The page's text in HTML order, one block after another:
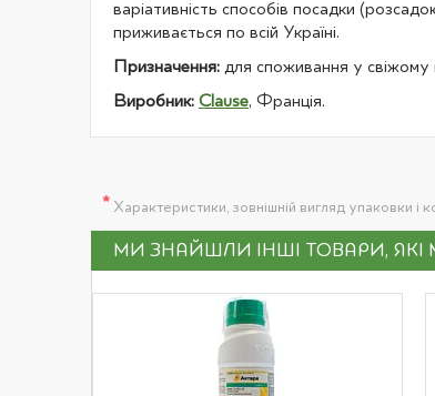
варіативність способів посадки
приживається по всій Україні.
Призначення: для споживання у свіжому
Виробник: Clause, Франція.
* Характеристики, зовнішній вигляд упаковки
МИ ЗНАЙШЛИ ІНШІ ТОВАРИ,